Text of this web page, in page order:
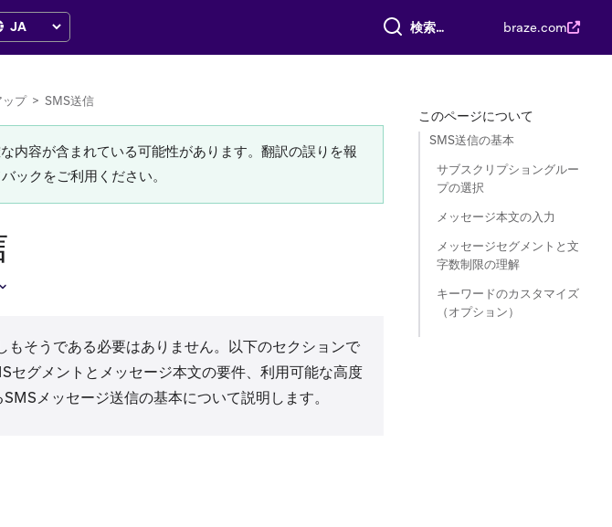
すべて検索 braze.com
ップ> SMS送信
内容が含まれている可能性があります。翻訳の誤りを報
ックをご利用ください。
そうである必要はありません。以下のセクションで
セグメントとメッセージ本文の要件、利用可能な高度
メッセージ送信の基本について説明します。
このページについて
SMS送信の基本
サブスクリプショングルー
プの選択
メッセージ本文の入力
メッセージセグメントと文
字数制限の理解
キーワードのカスタマイズ
（オプション）